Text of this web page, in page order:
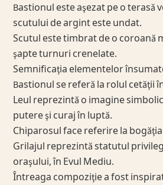
Bastionul este aşezat pe o terasă
scutului de argint este undat.
Scutul este timbrat de o coroană
şapte turnuri crenelate.
Semnificaţia elementelor
Bastionul se referă la rolul cetăţii
Leul reprezintă o imagine
putere şi curaj în luptă.
Chiparosul face referire la
Grilajul reprezintă statutul
oraşului, în Evul Mediu.
Întreaga compoziţie a fost